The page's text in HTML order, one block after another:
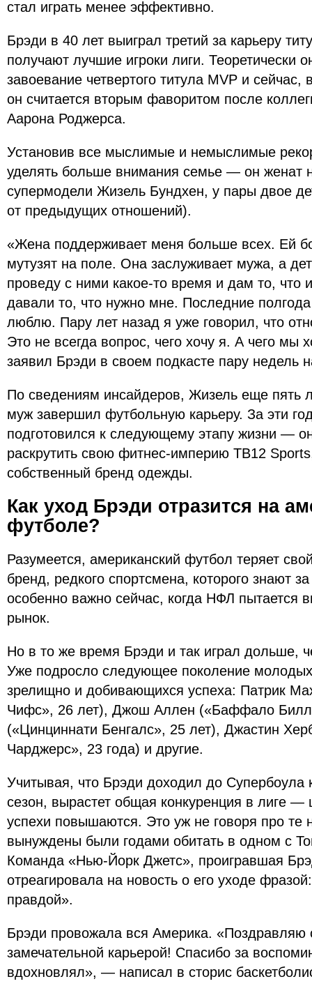
стал играть менее эффективно.
Брэди в 40 лет выиграл третий за карьеру
получают лучшие игроки лиги. Теоретически
завоевание четвертого титула MVP и сейчас,
он считается вторым фаворитом после
Аарона Роджерса.
Установив все мыслимые и немыслимые
уделять больше внимания семье — он женат
супермодели Жизель Бундхен, у пары двое
от предыдущих отношений).
«Жена поддерживает меня больше всех. Ей
мутузят на поле. Она заслуживает мужа, а
проведу с ними какое-то время и дам то, что
давали то, что нужно мне. Последние
люблю. Пару лет назад я уже говорил, что
Это не всегда вопрос, чего хочу я. А чего мы
заявил Брэди в своем подкасте пару недель
По сведениям инсайдеров, Жизель еще пять
муж завершил футбольную карьеру. За эти
подготовился к следующему этапу жизни —
раскрутить свою фитнес-империю TB12
собственный бренд одежды.
Как уход Брэди отразится на
футболе?
Разумеется, американский футбол теряет
бренд, редкого спортсмена, которого знают
особенно важно сейчас, когда НФЛ пытается
рынок.
Но в то же время Брэди и так играл дольше,
Уже подросло следующее поколение
зрелищно и добивающихся успеха: Патрик
Чифс», 26 лет), Джош Аллен («Баффало
(«Цинциннати Бенгалс», 25 лет), Джастин
Чарджерс», 23 года) и другие.
Учитывая, что Брэди доходил до Супербоула
сезон, вырастет общая конкуренция в лиге
успехи повышаются. Это уж не говоря про те
вынуждены были годами обитать в одном с
Команда «Нью-Йорк Джетс», проигравшая
отреагировала на новость о его уходе
правдой».
Брэди провожала вся Америка. «Поздравляю
замечательной карьерой! Спасибо за
вдохновлял», — написал в сторис